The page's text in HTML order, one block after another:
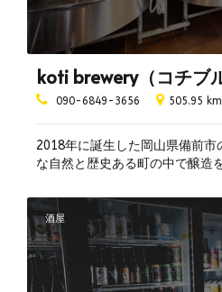
koti brewery（コチブ
090-6849-3656 505.95
2018年に誕生した岡山県備前
な自然と歴史ある町の中で醸造
酒屋